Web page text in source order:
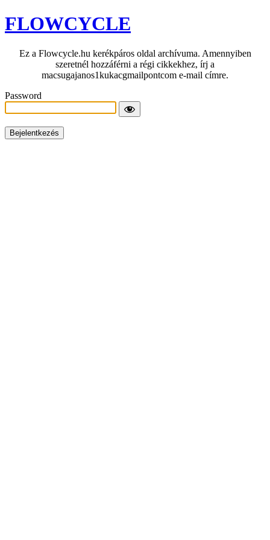
FLOWCYCLE
Ez a Flowcycle.hu kerékpáros oldal archívuma. Amennyiben
szeretnél hozzáférni a régi cikkekhez, írj a
macsugajanos1kukacgmailpontcom e-mail címre.
Password